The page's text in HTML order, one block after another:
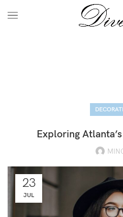
Exploring
23
JUL